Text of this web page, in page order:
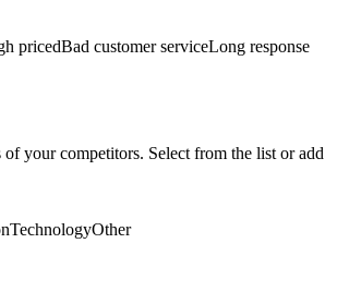
pricedBad customer serviceLong response
your competitors. Select from the list or add
TechnologyOther